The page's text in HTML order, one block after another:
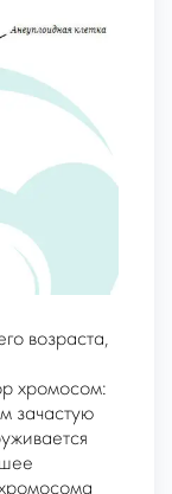
возраста,
хромосом:
зачастую